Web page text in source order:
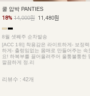
쿨 압박 PANTIES
18% 14,000원 11,480원
8월 셋째주 순차발송
[ACC 1위] 착용감은 라이트하게- 보정
하게- 출렁임없는 몸매로 만들어주는 속
요! 하복부를 끌어올려주어 울퉁불퉁한
깔끔하게 정.리
리뷰수 : 42개